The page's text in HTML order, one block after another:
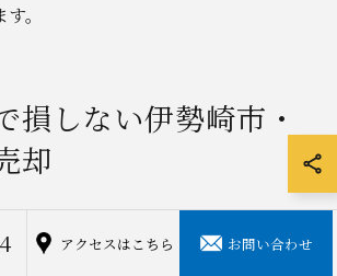
。
損しない伊勢崎市・
却
るべき地域の相場動向
アクセスはこちら お問い合わせ